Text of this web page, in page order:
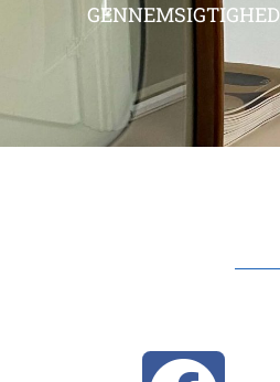
GENNEMSIGTIGHED